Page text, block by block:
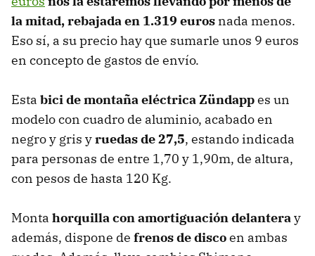
la mitad, rebajada en 1.319 euros nada menos.
Eso sí, a su precio hay que sumarle unos 9 euros
en concepto de gastos de envío.
Esta bici de montaña eléctrica Zündappes un
modelo con cuadro de aluminio, acabado en
negro y gris yruedas de 27,5, estando indicada
para personas de entre 1,70 y 1,90m, de altura,
con pesos de hasta 120 Kg.
Monta horquilla con amortiguación delanteray
además, dispone de frenos de discoen ambas